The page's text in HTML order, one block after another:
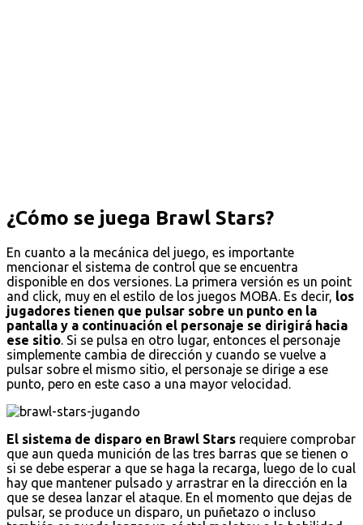
¿Cómo se juega Brawl Stars?
En cuanto a la mecánica del juego, es importante
mencionar el sistema de control que se encuentra
disponible en dos versiones. La primera versión es un point
and click, muy en el estilo de los juegos MOBA. Es decir, los
jugadores tienen que pulsar sobre un punto en la
pantalla y a continuación el personaje se dirigirá hacia
ese sitio. Si se pulsa en otro lugar, entonces el personaje
simplemente cambia de dirección y cuando se vuelve a
pulsar sobre el mismo sitio, el personaje se dirige a ese
punto, pero en este caso a una mayor velocidad.
El sistema de disparo en Brawl Stars requiere comprobar
que aun queda munición de las tres barras que se tienen o
si se debe esperar a que se haga la recarga, luego de lo cual
hay que mantener pulsado y arrastrar en la dirección en la
que se desea lanzar el ataque. En el momento que dejas de
pulsar, se produce un disparo, un puñetazo o incluso